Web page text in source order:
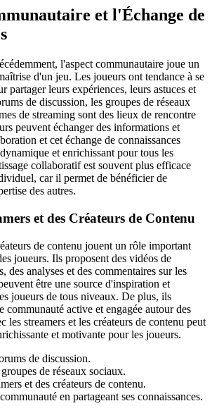
et l'Échange de
l'aspect communautaire joue un
d'un jeu. Les joueurs ont tendance à se
partager leurs expériences, leurs astuces et
de discussion, les groupes de réseaux
de streaming sont des lieux de rencontre
peuvent échanger des informations et
et cet échange de connaissances
et enrichissant pour tous les
collaboratif est souvent plus efficace
car il permet de bénéficier de
des autres.
et des Créateurs de Contenu
de contenu jouent un rôle important
joueurs. Ils proposent des vidéos de
des analyses et des commentaires sur les
être une source d'inspiration et
joueurs de tous niveaux. De plus, ils
communauté active et engagée autour des
les streamers et les créateurs de contenu peut
et motivante pour les joueurs.
de discussion.
de réseaux sociaux.
et des créateurs de contenu.
en partageant ses connaissances.